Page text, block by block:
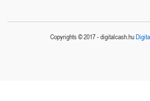
Copyrights © 2017 - digitalcash.hu